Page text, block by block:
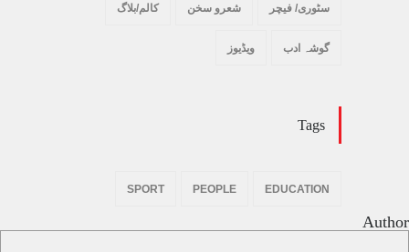
سٹوری/ فیچر شعرو سخن کالم/بلاگ
گوشہ ادب ویڈیوز
Tags
EDUCATION
PEOPLE
SPORT
Author